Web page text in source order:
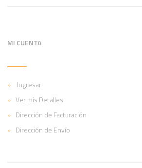
MI CUENTA
Ingresar
Ver mis Detalles
Dirección de Facturación
Dirección de Envío